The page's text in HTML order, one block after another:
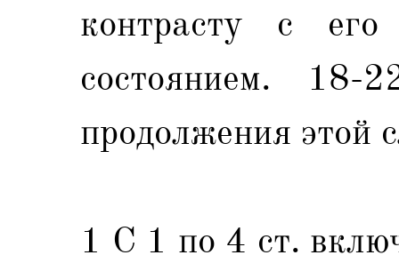
контрасту с его
состоянием. 18-
продолжения этой
1 С 1 по 4 ст.